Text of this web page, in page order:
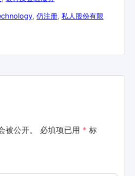
, 仍注册, 私人股份有限
公开。 必填项已用 * 标